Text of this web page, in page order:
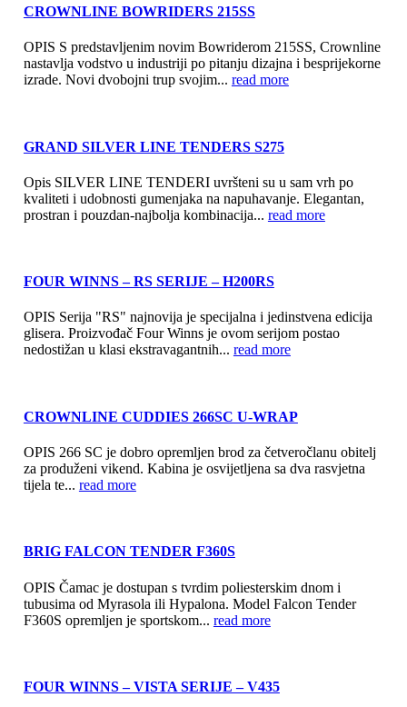
CROWNLINE BOWRIDERS 215SS
OPIS S predstavljenim novim Bowriderom 215SS, Crownline
nastavlja vodstvo u industriji po pitanju dizajna i besprijekorne
izrade. Novi dvobojni trup svojim... read more
GRAND SILVER LINE TENDERS S275
Opis SILVER LINE TENDERI uvršteni su u sam vrh po
kvaliteti i udobnosti gumenjaka na napuhavanje. Elegantan,
prostran i pouzdan-najbolja kombinacija... read more
FOUR WINNS – RS SERIJE – H200RS
OPIS Serija "RS" najnovija je specijalna i jedinstvena edicija
glisera. Proizvođač Four Winns je ovom serijom postao
nedostižan u klasi ekstravagantnih... read more
CROWNLINE CUDDIES 266SC U-WRAP
OPIS 266 SC je dobro opremljen brod za četveročlanu obitelj
za produženi vikend. Kabina je osvijetljena sa dva rasvjetna
tijela te... read more
BRIG FALCON TENDER F360S
OPIS Čamac je dostupan s tvrdim poliesterskim dnom i
tubusima od Myrasola ili Hypalona. Model Falcon Tender
F360S opremljen je sportskom... read more
FOUR WINNS – VISTA SERIJE – V435